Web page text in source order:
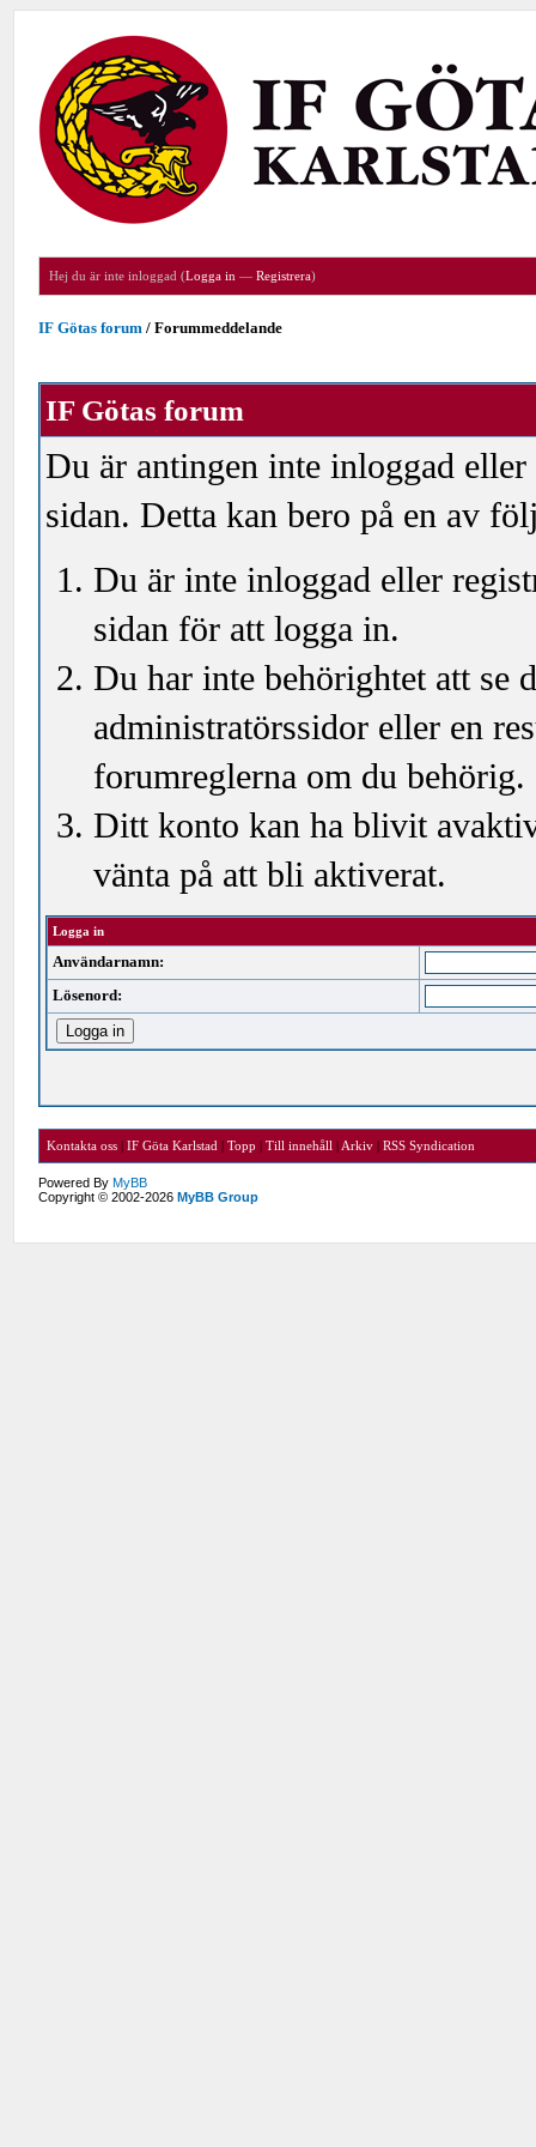
Hej du är inte inloggad (Logga in —Registrera)
IF Götas forum /Forummeddelande
IF Götas forum
Du är antingen inte inloggad
sidan. Detta kan bero på en av
Du är inte inloggad eller
sidan för att logga in.
Du har inte behörightet att se
administratörssidor eller en
forumreglerna om du behörig.
Ditt konto kan ha blivit
vänta på att bli aktiverat.
Logga in
Användarnamn:
Lösenord:
Kontakta oss |IF Göta Karlstad |Topp |Till innehåll | Arkiv |RSS Syndication
Powered ByMyBB
Copyright © 2002-2026MyBB Group